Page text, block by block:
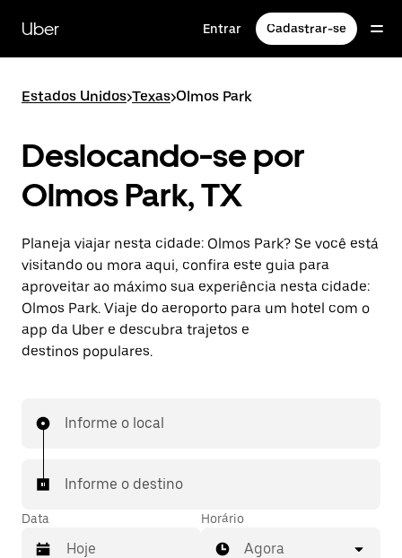
para
conteúdo
Uber Entrar Cadastrar-se
Estados Unidos>Texas>Olmos Park
Deslocando-se por
Olmos Park, TX
Planeja viajar nesta cidade: Olmos Park? Se você está
visitando ou mora aqui, confira este guia para
aproveitar ao máximo sua experiência nesta cidade:
Olmos Park. Viaje do aeroporto para um hotel com o
app da Uber e descubra trajetos e
destinos populares.
Informe o local
Informe o destino
Data Horário
Agora